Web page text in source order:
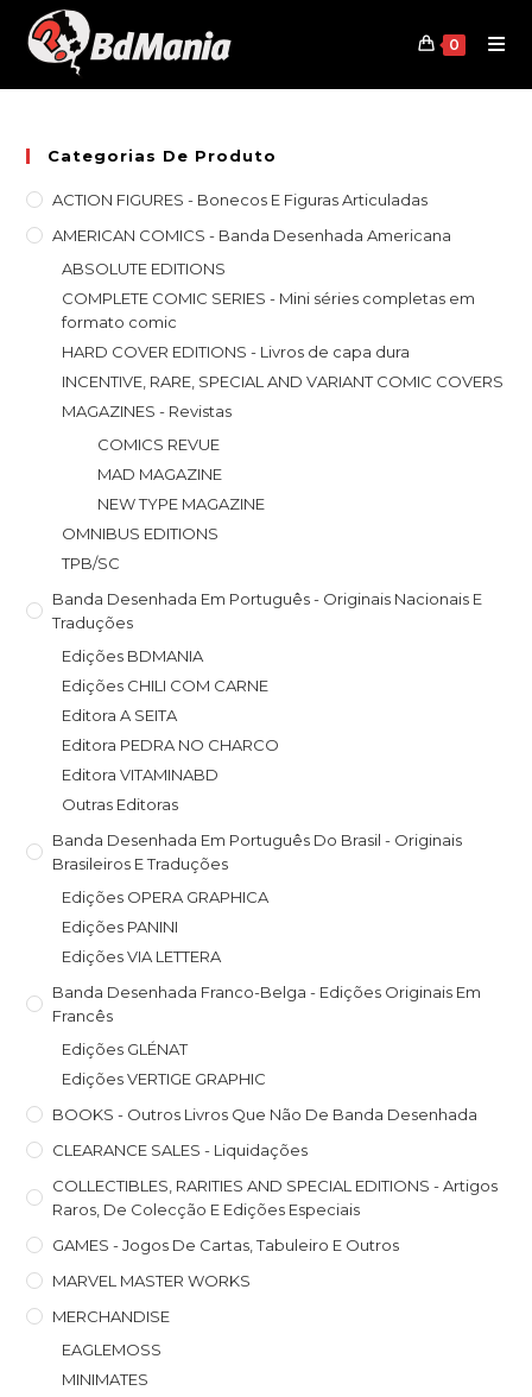
content
0
Categorias De Produto
ACTION FIGURES - Bonecos E Figuras Articuladas
AMERICAN COMICS - Banda Desenhada Americana
ABSOLUTE EDITIONS
COMPLETE COMIC SERIES - Mini séries completas em
formato comic
HARD COVER EDITIONS - Livros de capa dura
INCENTIVE, RARE, SPECIAL AND VARIANT COMIC COVERS
MAGAZINES - Revistas
COMICS REVUE
MAD MAGAZINE
NEW TYPE MAGAZINE
OMNIBUS EDITIONS
TPB/SC
Banda Desenhada Em Português - Originais Nacionais E
Traduções
Edições BDMANIA
Edições CHILI COM CARNE
Editora A SEITA
Editora PEDRA NO CHARCO
Editora VITAMINABD
Outras Editoras
Banda Desenhada Em Português Do Brasil - Originais
Brasileiros E Traduções
Edições OPERA GRAPHICA
Edições PANINI
Edições VIA LETTERA
Banda Desenhada Franco-Belga - Edições Originais Em
Francês
Edições GLÉNAT
Edições VERTIGE GRAPHIC
BOOKS - Outros Livros Que Não De Banda Desenhada
CLEARANCE SALES - Liquidações
COLLECTIBLES, RARITIES AND SPECIAL EDITIONS - Artigos
Raros, De Colecção E Edições Especiais
GAMES - Jogos De Cartas, Tabuleiro E Outros
MARVEL MASTER WORKS
MERCHANDISE
EAGLEMOSS
MINIMATES